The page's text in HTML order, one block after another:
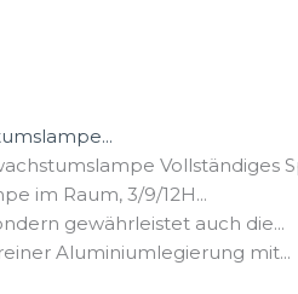
Vollständiges
im Raum, 3/9/12H...
gewährleistet auch die...
Aluminiumlegierung mit...